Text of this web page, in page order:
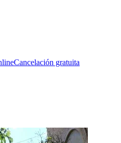
Cancelación gratuita